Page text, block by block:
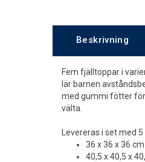
Beskrivning
Fem fjälltoppar i
lär barnen
med gummi fötter för
välta.
Levereras i set med
36 x 36 x 36
40,5 x 40,5 x